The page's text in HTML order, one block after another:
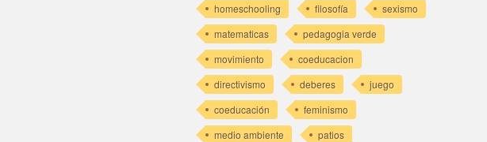
homeschooling
filosofía
sexismo
matematicas
pedagogia verde
movimiento
coeducacion
directivismo
deberes
juego
coeducación
feminismo
medio ambiente
patios